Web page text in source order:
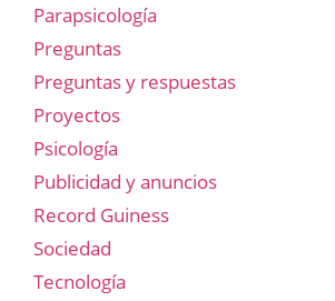
Parapsicología
Preguntas
Preguntas y respuestas
Proyectos
Psicología
Publicidad y anuncios
Record Guiness
Sociedad
Tecnología